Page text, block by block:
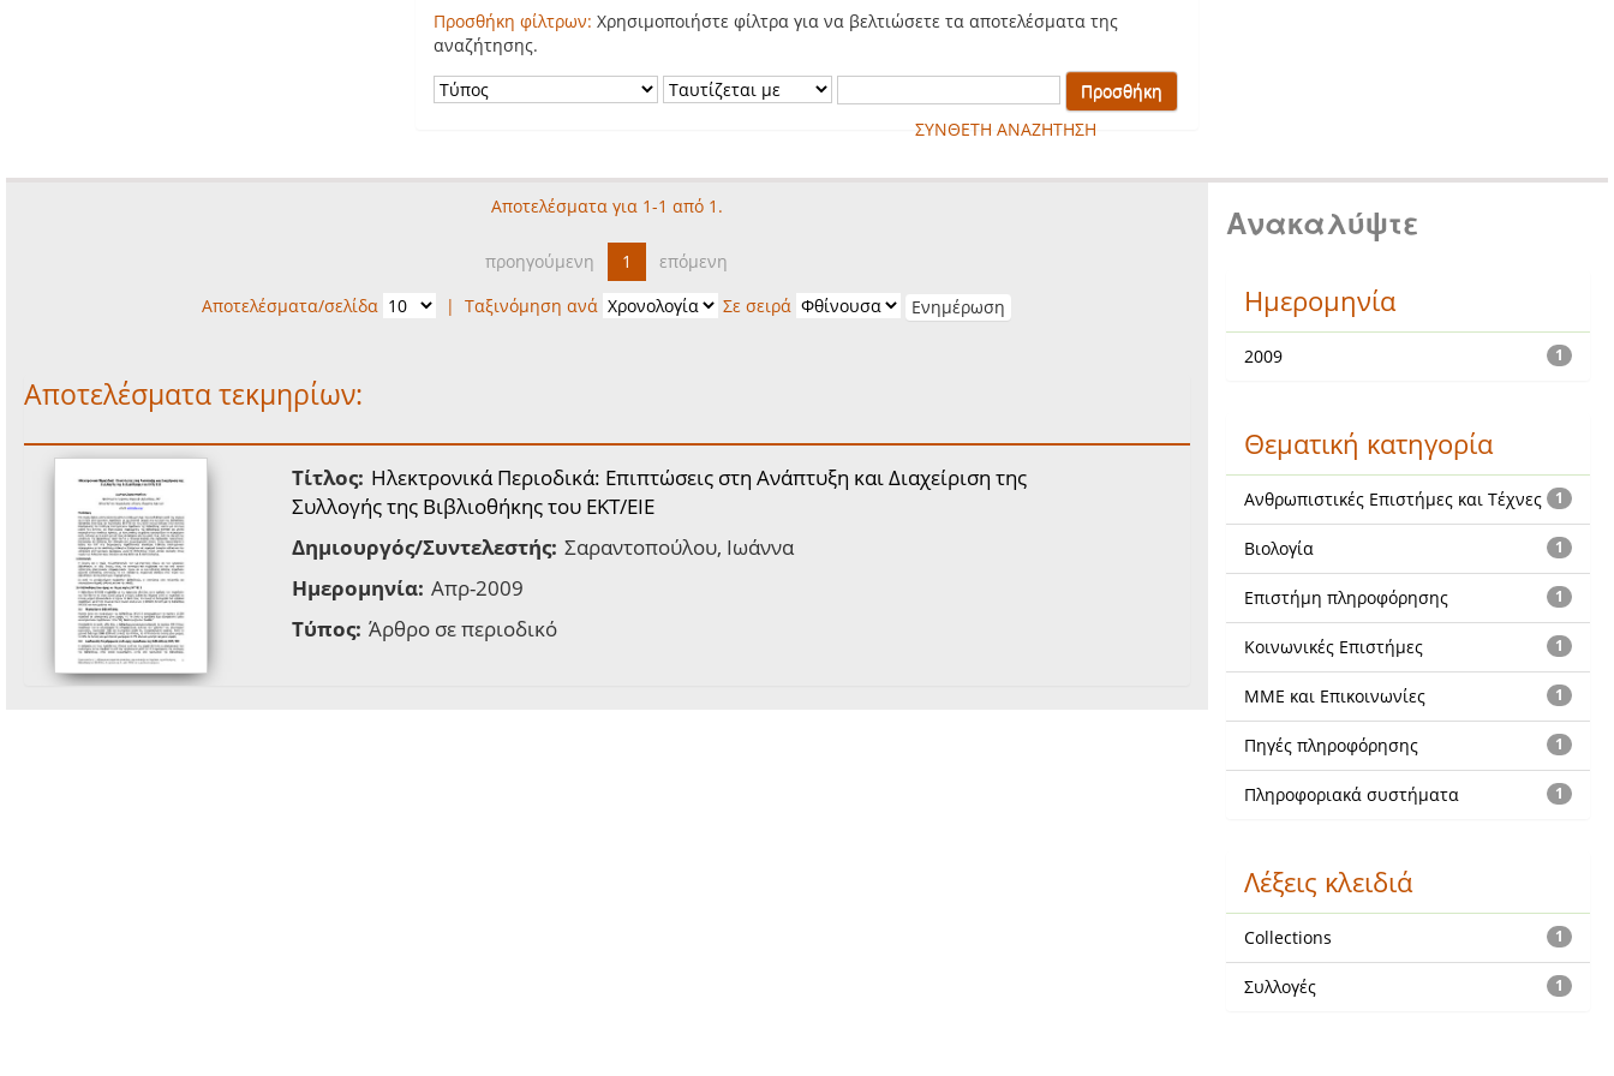
Προσθήκη φίλτρων: Χρησιμοποιήστε φίλτρα για να βελτιώσετε τα αποτελέσματα της
αναζήτησης.
ΣΥΝΘΕΤΗ ΑΝΑΖΗΤΗΣΗ
Αποτελέσματα για 1-1 από 1.
προηγούμενη 1
επόμενη
Αποτελέσματα/σελίδα
|Ταξινόμηση ανά Σε σειρά
Αποτελέσματα τεκμηρίων:
Τίτλος: Ηλεκτρονικά Περιοδικά: Επιπτώσεις στη Ανάπτυξη και Διαχείριση της
Συλλογής της Βιβλιοθήκης του ΕΚΤ/ΕΙΕ
Δημιουργός/Συντελεστής: Σαραντοπούλου, Ιωάννα
Ημερομηνία: Απρ-2009
Τύπος: Άρθρο σε περιοδικό
Ανακαλύψτε
Ημερομηνία
1
2009
Θεματική κατηγορία
1
Ανθρωπιστικές Επιστήμες και Τέχνες
1
Βιολογία
1
Επιστήμη πληροφόρησης
1
Κοινωνικές Επιστήμες
1
ΜΜΕ και Επικοινωνίες
1
Πηγές πληροφόρησης
1
Πληροφοριακά συστήματα
Λέξεις κλειδιά
1
Collections
1
Συλλογές